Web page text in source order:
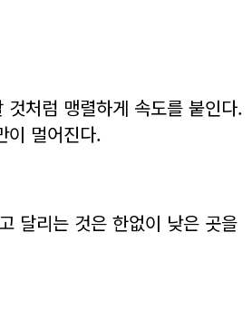
처럼 맹렬하게 속도를 붙인다.
이 멀어진다.
달리는 것은 한없이 낮은 곳을